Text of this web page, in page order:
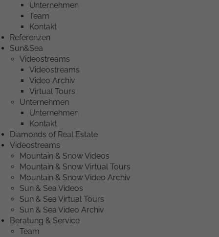
Unternehmen
Team
Kontakt
Referenzen
Sun&Sea
Videostreams
Videostreams
Video Archiv
Virtual Tours
Unternehmen
Unternehmen
Kontakt
Diamonds of Real Estate
Videostreams
Mountain & Snow Videos
Mountain & Snow Virtual Tours
Mountain & Snow Video Archiv
Sun & Sea Videos
Sun & Sea Virtual Tours
Sun & Sea Video Archiv
Beratung & Service
Team